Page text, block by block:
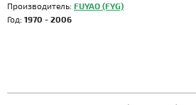
Производитель: FUYAO (FYG)
Год: 1970 - 2006